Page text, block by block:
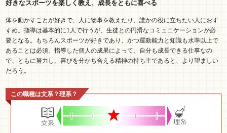
好きなスポーツを楽しく教え、成長をともに喜べる
体を動かすことが好きで、人に物事を教えたり、誰かの役に立ちたい人におす
すめ。指導は基本的に1人で行うが、生徒との円滑なコミュニケーションが必
要となる。もちろんスポーツが好きであり、かつ運動能力と知識も水準以上で
あることは必須。指導した個人の成果によって、自分も成長できる仕事なの
で、ともに努力し、喜びを分かち合える精神の持ち主であると、より望ましい
だろう。
この職種は文系？理系？